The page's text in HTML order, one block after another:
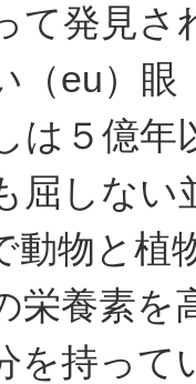
て発見
（eu）
は５億年
屈しない
動物と
栄養素を
を持っ